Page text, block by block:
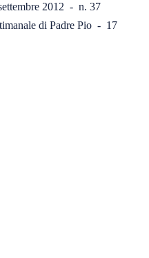
2012  -  n. 37
di Padre Pio  -  17